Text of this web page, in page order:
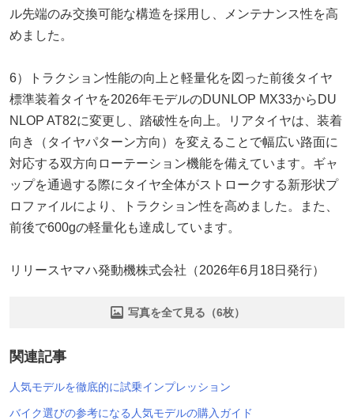
ル先端のみ交換可能な構造を採用し、メンテナンス性を高
めました。
6）トラクション性能の向上と軽量化を図った前後タイヤ
標準装着タイヤを2026年モデルのDUNLOP MX33からDU
NLOP AT82に変更し、踏破性を向上。リアタイヤは、装着
向き（タイヤパターン方向）を変えることで幅広い路面に
対応する双方向ローテーション機能を備えています。ギャ
ップを通過する際にタイヤ全体がストロークする新形状プ
ロファイルにより、トラクション性を高めました。また、
前後で600gの軽量化も達成しています。
リリースヤマハ発動機株式会社（2026年6月18日発行）
写真を全て見る（6枚）
関連記事
人気モデルを徹底的に試乗インプレッション
バイク選びの参考になる人気モデルの購入ガイド